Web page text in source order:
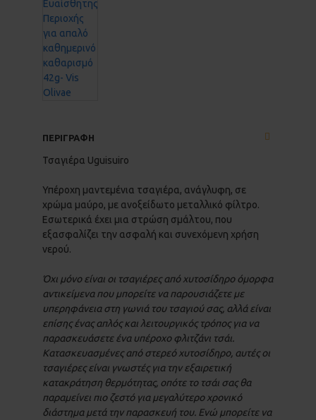
ΠΕΡΙΓΡΑΦΗ
Τσαγιέρα Uguisuiro
Υπέροχη μαντεμένια τσαγιέρα, ανάγλυφη, σε
χρώμα μαύρο, με ανοξείδωτο μεταλλικό φίλτρο.
Εσωτερικά έχει μια στρώση σμάλτου, που
εξασφαλίζει την ασφαλή και συνεχόμενη χρήση
νερού.
Όχι μόνο είναι οι τσαγιέρες από χυτοσίδηρο όμορφα
αντικείμενα που μπορείτε να παρουσιάζετε με
υπερηφάνεια στη γωνιά του τσαγιού σας, αλλά είναι
επίσης ένας απλός και λειτουργικός τρόπος για να
παρασκευάσετε ένα υπέροχο φλιτζάνι τσάι.
Κατασκευασμένες από στερεό χυτοσίδηρο, αυτές οι
τσαγιέρες είναι γνωστές για την εξαιρετική
κατακράτηση θερμότητας, οπότε το τσάι σας θα
παραμείνει πιο ζεστό για μεγαλύτερο χρονικό
διάστημα μετά την παρασκευή του. Ενώ μπορείτε να